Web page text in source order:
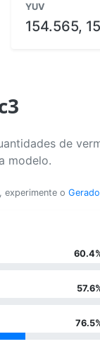
YUV
154.565,
de
modelo.
experimente o